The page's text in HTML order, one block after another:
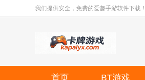
我们提供安全，免费的爱趣手游软件下载！
首页 BT游戏